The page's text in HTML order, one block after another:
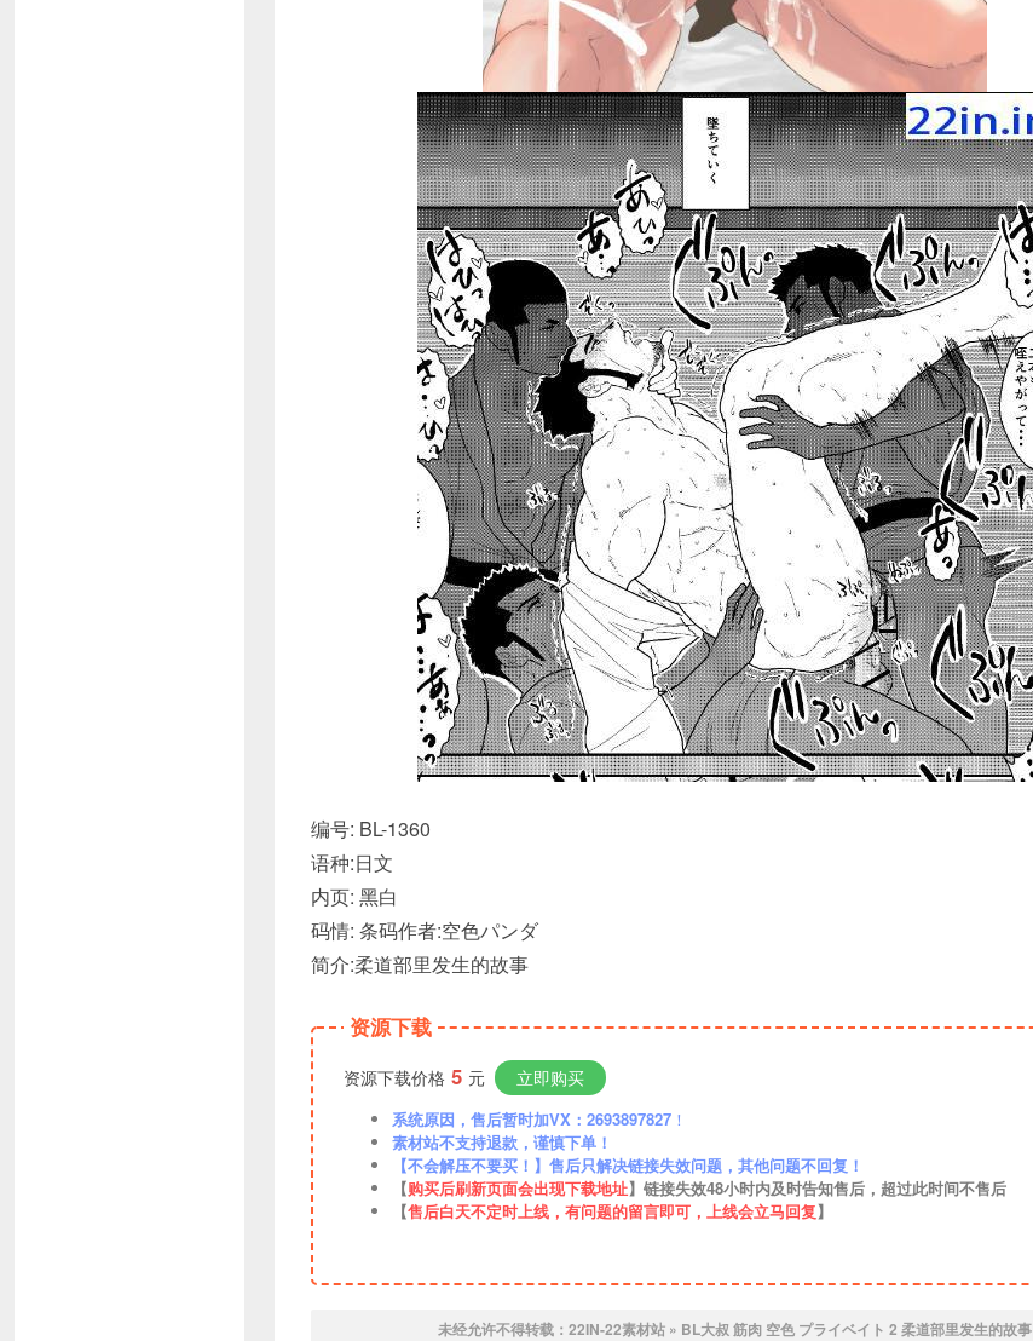
编号: BL-1360
语种:日文
内页: 黑白
码情: 条码作者:空色パンダ
简介:柔道部里发生的故事
资源下载
资源下载价格 5 元 立即购买
系统原因，售后暂时加VX：2693897827 ！
素材站不支持退款，谨慎下单！
【不会解压不要买！】售后只解决链接失效问题，其他问题不回复！
【购买后刷新页面会出现下载地址】链接失效48小时内及时告知售后，超过此时间不售后
【售后白天不定时上线，有问题的留言即可，上线会立马回复】
未经允许不得转载： 22IN-22素材站» BL大叔 筋肉 空色 プライベイト 2 柔道部里发生的故事